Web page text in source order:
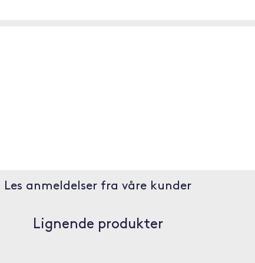
Les anmeldelser fra våre kunder
Lignende produkter